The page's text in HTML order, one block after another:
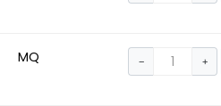
MQ − +